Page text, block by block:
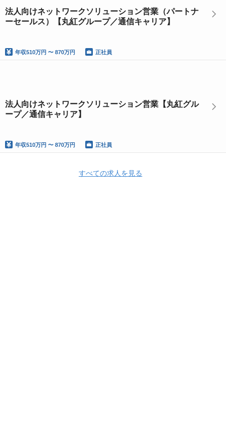
法人向けネットワークソリューション営業（パートナ
ーセールス）【丸紅グループ／通信キャリア】
年収510万円 〜 870万円 正社員
法人向けネットワークソリューション営業【丸紅グル
ープ／通信キャリア】
年収510万円 〜 870万円 正社員
すべての求人を見る